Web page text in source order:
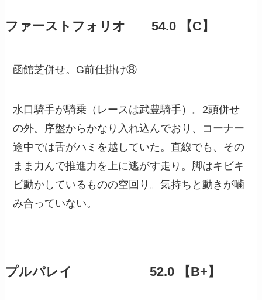
ファーストフォリオ 54.0 【C】
函館芝併せ。G前仕掛け⑧
水口騎手が騎乗（レースは武豊騎手）。2頭併せ
の外。序盤からかなり入れ込んでおり、コーナー
途中では舌がハミを越していた。直線でも、その
まま力んで推進力を上に逃がす走り。脚はキビキ
ビ動かしているものの空回り。気持ちと動きが噛
み合っていない。
プルパレイ 52.0 【B+】